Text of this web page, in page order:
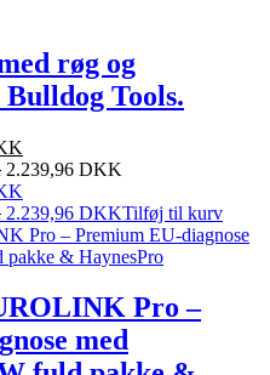
røg og
Tools.
aktuelle
er:
2.799,95 DKK.
2.239,96 DKK
aktuelle
pris
er:
2.239,96 DKKTilføj til kurv
Pro –
med